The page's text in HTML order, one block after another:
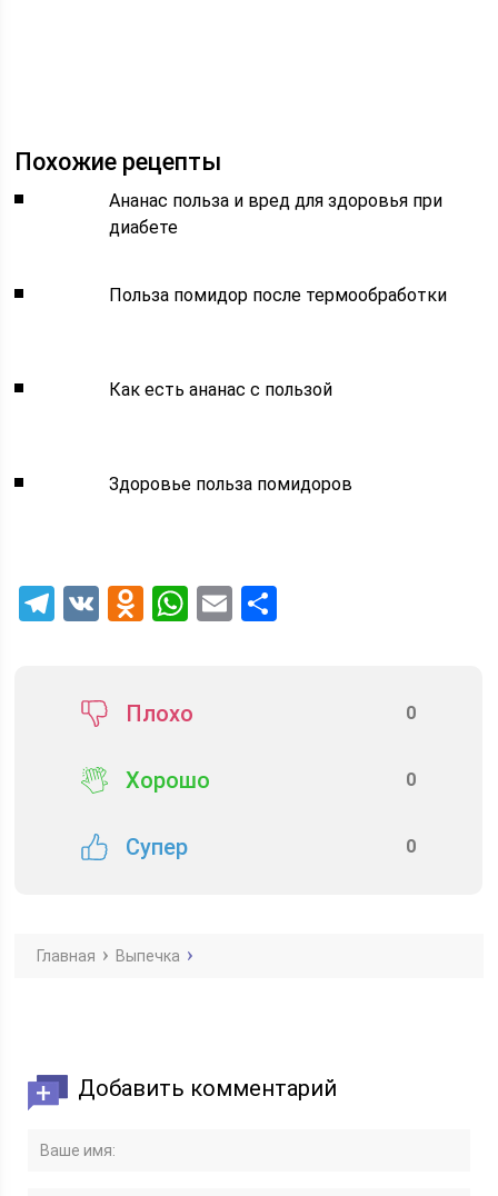
Похожие рецепты
Ананас польза и вред для здоровья при
диабете
Польза помидор после термообработки
Как есть ананас с пользой
Здоровье польза помидоров
Telegram
VK Odnoklassniki
WhatsApp
Email
Плохо 0
Хорошо 0
Супер 0
Главная Выпечка
Добавить комментарий